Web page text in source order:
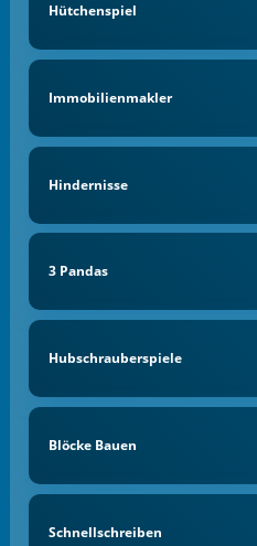
Hütchenspiel
Immobilienmakler
Hindernisse
3 Pandas
Hubschrauberspiele
Blöcke Bauen
Schnellschreiben